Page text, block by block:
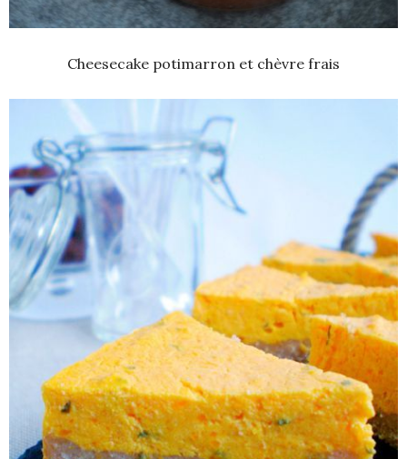
Cheesecake potimarron et chèvre frais